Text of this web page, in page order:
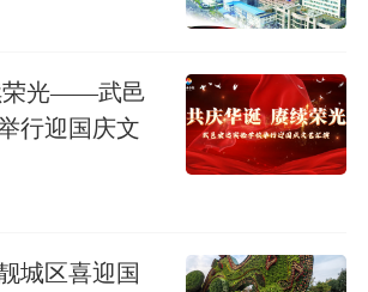
荣光——武邑
行迎国庆文
城区喜迎国